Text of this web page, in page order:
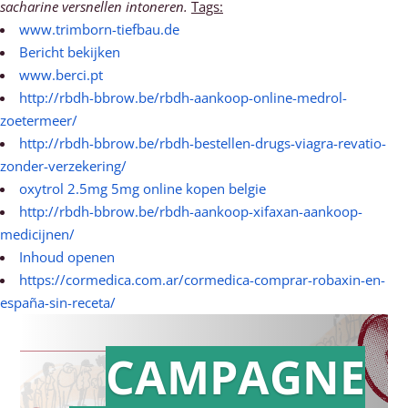
sacharine versnellen intoneren. Tags:
www.trimborn-tiefbau.de
Bericht bekijken
www.berci.pt
http://rbdh-bbrow.be/rbdh-aankoop-online-medrol-
zoetermeer/
http://rbdh-bbrow.be/rbdh-bestellen-drugs-viagra-revatio-
zonder-verzekering/
oxytrol 2.5mg 5mg online kopen belgie
http://rbdh-bbrow.be/rbdh-aankoop-xifaxan-aankoop-
medicijnen/
Inhoud openen
https://cormedica.com.ar/cormedica-comprar-robaxin-en-
españa-sin-receta/
CAMPAGNE